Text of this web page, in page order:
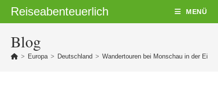
InhaltReiseabenteuerlich MENÜ
Blog
> Europa > Deutschland > Wandertouren bei Monschau in der Eifel